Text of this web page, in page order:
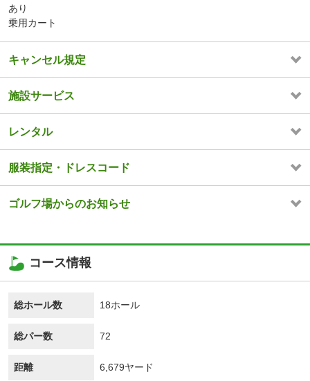
あり
乗用カート
キャンセル規定
施設サービス
レンタル
服装指定・ドレスコード
ゴルフ場からのお知らせ
コース情報
総ホール数 18ホール
総パー数 72
距離 6,679ヤード